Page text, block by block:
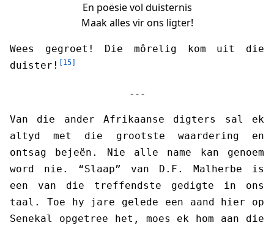
En poësie vol duisternis
Maak alles vir ons ligter!
Wees gegroet! Die môrelig kom uit die
duister!
[15]
- - -
Van die ander Afrikaanse digters sal ek
altyd met die grootste waardering en
ontsag bejeën. Nie alle name kan genoem
word nie. “Slaap” van D.F. Malherbe is
een van die treffendste gedigte in ons
taal. Toe hy jare gelede een aand hier op
Senekal opgetree het, moes ek hom aan die